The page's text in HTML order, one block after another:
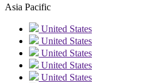
Asia Pacific
United States
United States
United States
United States
United States